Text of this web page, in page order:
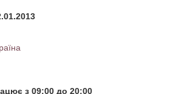
з 09:00 до 20:00